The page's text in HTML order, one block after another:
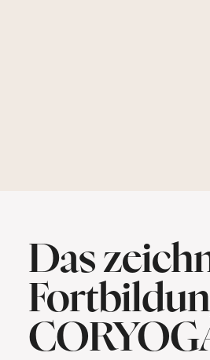
Das